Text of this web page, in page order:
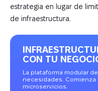
estrategia en lugar de
de infraestructura.
CON TU
La plataforma modular
necesidades.
microservicios.